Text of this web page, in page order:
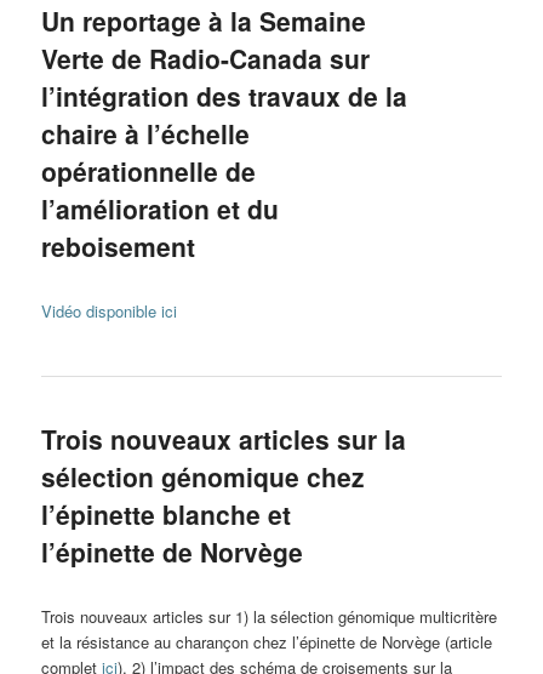
Un reportage à la Semaine
Verte de Radio-Canada sur
l’intégration des travaux de la
chaire à l’échelle
opérationnelle de
l’amélioration et du
reboisement
Vidéo disponible ici
Trois nouveaux articles sur la
sélection génomique chez
l’épinette blanche et
l’épinette de Norvège
Trois nouveaux articles sur 1) la sélection génomique multicritère
et la résistance au charançon chez l’épinette de Norvège (article
completici), 2) l’impact des schéma de croisements sur la